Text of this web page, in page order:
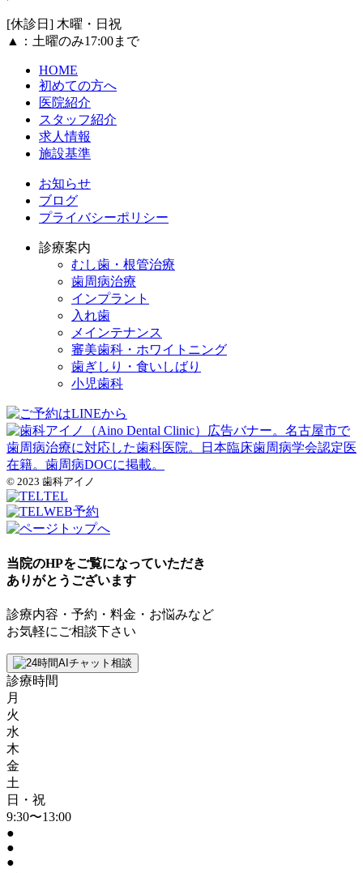
[休診日] 木曜・日祝
▲ ：土曜のみ17:00まで
HOME
初めての方へ
医院紹介
スタッフ紹介
求人情報
施設基準
お知らせ
ブログ
プライバシーポリシー
診療案内
むし歯・根管治療
歯周病治療
インプラント
入れ歯
メインテナンス
審美歯科・ホワイトニング
歯ぎしり・食いしばり
小児歯科
© 2023 歯科アイノ
TEL
WEB予約
当院のHPをご覧になっていただき
ありがとうございます
診療内容・予約・料金・お悩みなど
お気軽にご相談下さい
診療時間
月
火
水
木
金
土
日・祝
9:30〜13:00
●
●
●